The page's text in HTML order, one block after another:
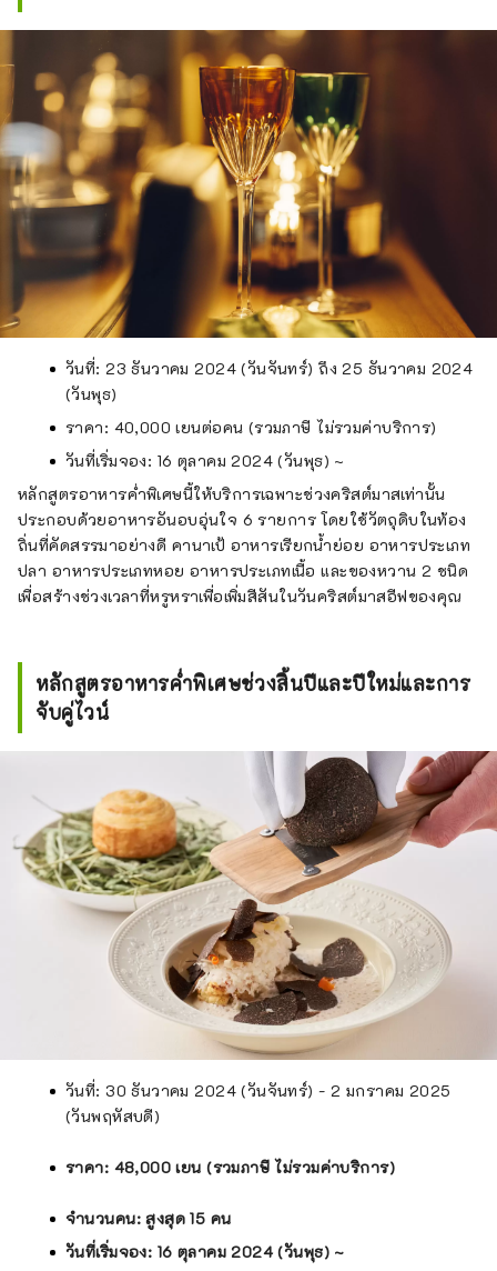
วันที่: 23 ธันวาคม 2024 (วันจันทร์) ถึง 25 ธันวาคม 2024
(วันพุธ)
ราคา: 40,000 เยนต่อคน (รวมภาษี ไม่รวมค่าบริการ)
วันที่เริ่มจอง: 16 ตุลาคม 2024 (วันพุธ) ~
หลักสูตรอาหารค่ำพิเศษนี้ให้บริการเฉพาะช่วงคริสต์มาสเท่านั้น
ประกอบด้วยอาหารอันอบอุ่นใจ 6 รายการ โดยใช้วัตถุดิบในท้อง
ถิ่นที่คัดสรรมาอย่างดี คานาเป้ อาหารเรียกน้ำย่อย อาหารประเภท
ปลา อาหารประเภทหอย อาหารประเภทเนื้อ และของหวาน 2 ชนิด
เพื่อสร้างช่วงเวลาที่หรูหราเพื่อเพิ่มสีสันในวันคริสต์มาสอีฟของคุณ
หลักสูตรอาหารค่ำพิเศษช่วงสิ้นปีและปีใหม่และการ
จับคู่ไวน์
วันที่: 30 ธันวาคม 2024 (วันจันทร์) - 2 มกราคม 2025
(วันพฤหัสบดี)
ราคา: 48,000 เยน (รวมภาษี ไม่รวมค่าบริการ)
จำนวนคน: สูงสุด 15 คน
วันที่เริ่มจอง: 16 ตุลาคม 2024 (วันพุธ) ~